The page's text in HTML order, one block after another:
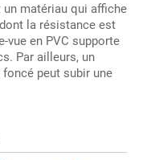
un matériau qui affiche
la résistance est
vue en PVC supporte
Par ailleurs, un
peut subir une